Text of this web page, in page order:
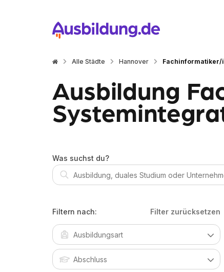
Alle Städte Hannover Fachinformatiker/
Ausbildung
Was suchst du?
Filtern nach: Filter zurücksetzen